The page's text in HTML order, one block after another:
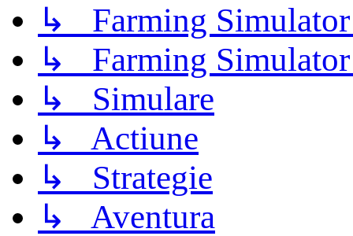
↳ Farming
↳ Farming
↳ Simulare
↳ Actiune
↳ Strategie
↳ Aventura